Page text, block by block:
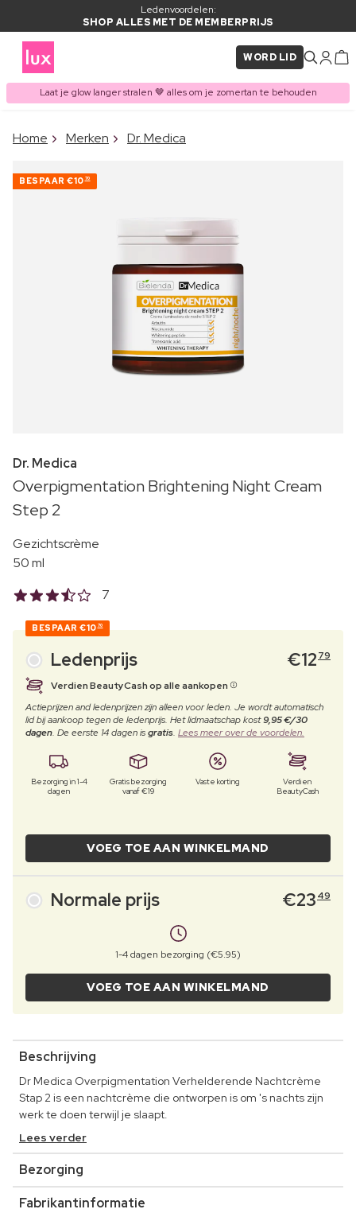
Ledenvoordelen:
SHOP ALLES MET DE MEMBERPRIJS
WORD LID
Laat je glow langer stralen 🤎 alles om je zomertan te behouden
ITEM TOEGEVOEGD AAN
Home Merken Dr. Medica
BESPAAR €10 70
Dr. Medica
Overpigmentation Brightening Night Cream
Step 2
Gezichtscrème
50 ml
7
BESPAAR €10 70
Ledenprijs €12 79
Verdien BeautyCash op alle aankopen
Actieprijzen and ledenprijzen zijn alleen voor leden. Je wordt automatisch
lid bij aankoop tegen de ledenprijs. Het lidmaatschap kost9,95 €/30
dagen. De eerste 14 dagen isgratis. Lees meer over de voordelen.
Bezorging in 1-4
dagen
Gratis bezorging
vanaf €19
Vaste korting
Verdien
BeautyCash
VOEG TOE AAN WINKELMAND
Normale prijs €23 49
1-4 dagen bezorging (€5.95)
VOEG TOE AAN WINKELMAND
Beschrijving
Dr Medica Overpigmentation Verhelderende Nachtcrème
Stap 2 is een nachtcrème die ontworpen is om 's nachts zijn
werk te doen terwijl je slaapt.
Lees verder
Bezorging
Fabrikantinformatie